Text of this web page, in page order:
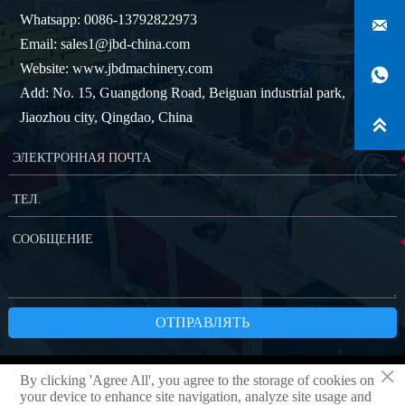
Whatsapp: 0086-13792822973
Email: sales1@jbd-china.com
Website: www.jbdmachinery.com
Add: No. 15, Guangdong Road, Beiguan industrial park,
Jiaozhou city, Qingdao, China
ОТПРАВЛЯТЬ
Copyright © QINGDAO JBD MACHINERY CO.,LTD Политика
конфиденциальности



×
By clicking 'Agree All', you agree to the storage of cookies on
your device to enhance site navigation, analyze site usage and